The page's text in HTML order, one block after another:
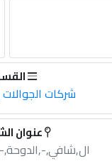
شركات
عنوان
ال,شافي,-,الدوحة,-